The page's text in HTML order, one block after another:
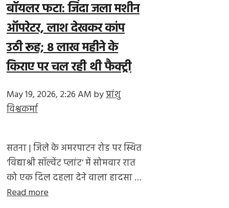
बॉयलर फटा: जिंदा जला मशीन
ऑपरेटर, लाश देखकर कांप
उठी रूह; ₹8 लाख महीने के
किराए पर चल रही थी फैक्ट्री
May 19, 2026, 2:26 AM byप्रांशु
विश्वकर्मा
सतना | जिले के अमरपाटन रोड पर स्थित
‘विद्याश्री सॉल्वेंट प्लांट’ में सोमवार रात
को एक दिल दहला देने वाला हादसा …
Read more